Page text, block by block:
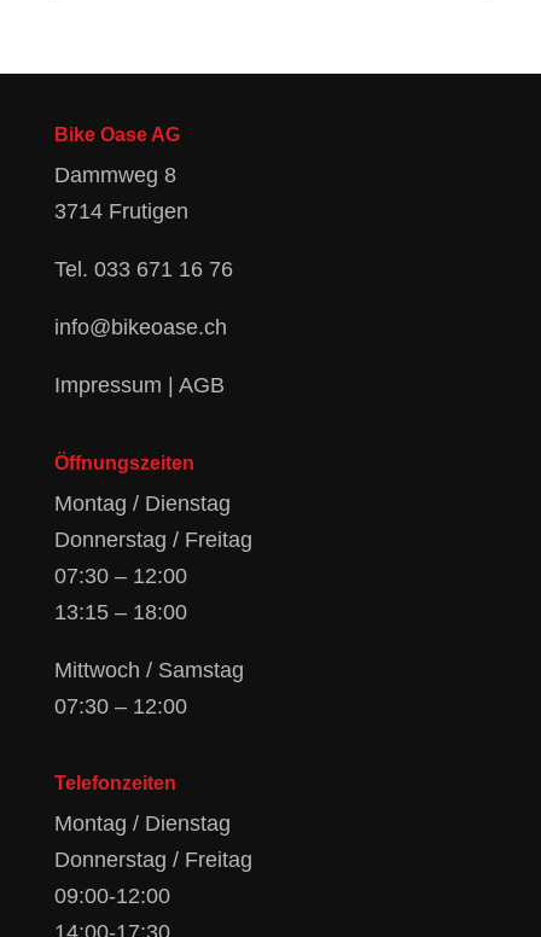
Bike Oase AG
Dammweg 8
3714 Frutigen
Tel. 033 671 16 76
info@bikeoase.ch
Impressum AGB
Öffnungszeiten
Montag / Dienstag
Donnerstag / Freitag
07:30 – 12:00
13:15 – 18:00
Mittwoch / Samstag
07:30 – 12:00
Telefonzeiten
Montag / Dienstag
Donnerstag / Freitag
09:00-12:00
14:00-17:30